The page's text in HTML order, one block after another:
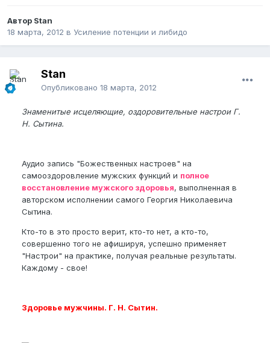
Автор Stan
18 марта, 2012 в Усиление потенции и либидо
Stan
Опубликовано 18 марта, 2012
Знаменитые исцеляющие, оздоровительные настрои Г.
Н. Сытина.
Аудио запись "Божественных настроев" на
самооздоровление мужских функций и полное
восстановление мужского здоровья, выполненная в
авторском исполнении самого Георгия Николаевича
Сытина.
Кто-то в это просто верит, кто-то нет, а кто-то,
совершенно того не афишируя, успешно применяет
"Настрои" на практике, получая реальные результаты.
Каждому - свое!
Здоровье мужчины. Г. Н. Сытин.